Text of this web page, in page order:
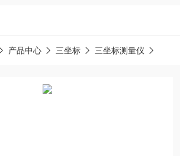
产品中心 三坐标 三坐标测量仪